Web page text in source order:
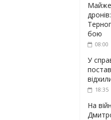
Майже
бою
08:00
У
18:35
На